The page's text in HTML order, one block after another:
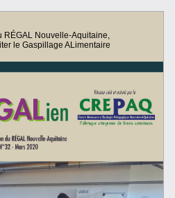
RÉGAL Nouvelle-Aquitaine,
le Gaspillage ALimentaire